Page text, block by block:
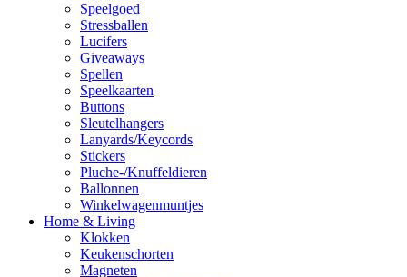
Speelgoed
Stressballen
Lucifers
Giveaways
Spellen
Speelkaarten
Buttons
Sleutelhangers
Lanyards/Keycords
Stickers
Pluche-/Knuffeldieren
Ballonnen
Winkelwagenmuntjes
Home & Living
Klokken
Keukenschorten
Magneten